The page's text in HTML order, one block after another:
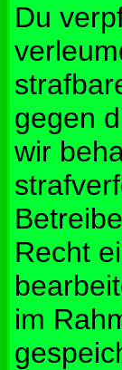
Du
gegen
wir
Recht
im